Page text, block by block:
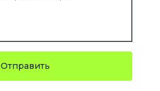
Отправить